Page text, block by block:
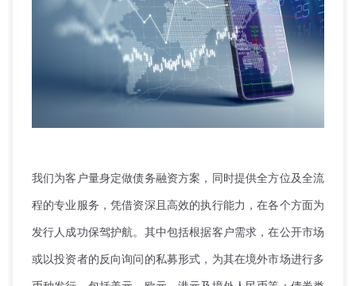
我们为客户量身定做债务融资方案，同时提供全方位及全流
程的专业服务，凭借资深且高效的执行能力，在各个方面为
发行人成功保驾护航。其中包括根据客户需求，在公开市场
或以投资者的反向询问的私募形式，为其在境外市场进行多